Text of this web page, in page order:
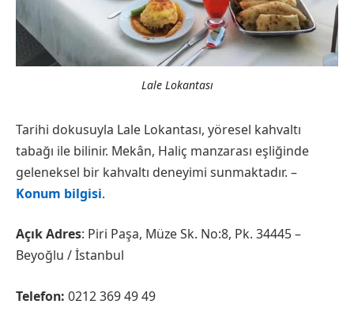
Lale Lokantası
Tarihi dokusuyla Lale Lokantası, yöresel kahvaltı
tabağı ile bilinir. Mekân, Haliç manzarası eşliğinde
geleneksel bir kahvaltı deneyimi sunmaktadır. –
Konum bilgisi.
Açık Adres: Piri Paşa, Müze Sk. No:8, Pk. 34445 –
Beyoğlu / İstanbul
Telefon: 0212 369 49 49